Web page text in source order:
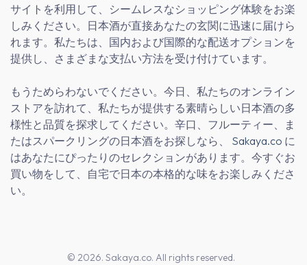
サイトを利用して、シームレスなショッピング体験をお楽
しみください。日本酒が直接あなたの玄関に迅速に届けら
れます。私たちは、国内および国際的な配送オプションを
提供し、さまざまな支払い方法を受け付けています。
もうためらわないでください。今日、私たちのオンライン
ストアを訪れて、私たちが提供する素晴らしい日本酒の多
様性と品質を探求してください。辛口、フルーティー、ま
たはスパークリングの日本酒をお探しなら、 Sakaya.co に
はあなたにぴったりのセレクションがあります。今すぐお
買い物をして、自宅で日本の本格的な味をお楽しみくださ
い。
© 2026. Sakaya.co. All rights reserved.